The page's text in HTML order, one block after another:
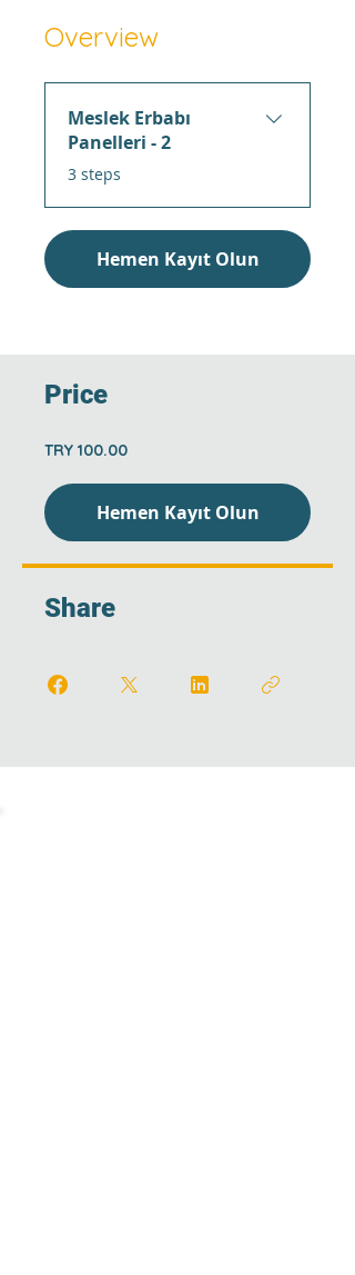
Overview
Meslek Erbabı
Panelleri - 2
.
3 steps
Hemen Kayıt Olun
Price
TRY 100.00
Hemen Kayıt Olun
Share